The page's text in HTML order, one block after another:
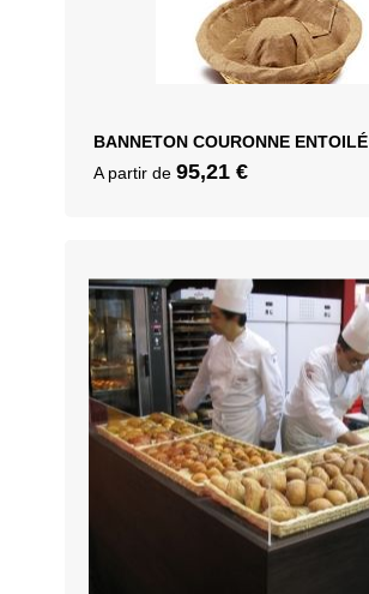
BANNETON COURONNE ENTOILÉ
A partir de 95,21 €